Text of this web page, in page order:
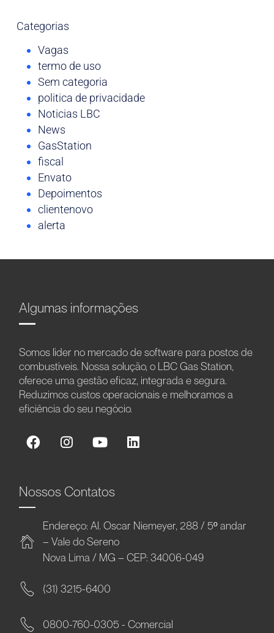
Categorias
Vagas
termo de uso
Sem categoria
politica de privacidade
Noticias LBC
News
GasStation
fiscal
Envato
Depoimentos
clientenovo
alerta
Algumas informações
Somos líder no mercado de software para postos de
combustíveis. Nossa solução, o LBC Gas Station,
oferece uma gestão eficaz, integrada e segura.
Reduzimos custos operacionais e melhoramos a
eficiência do seu negócio.
Nossos Contatos
Endereço: Al. Oscar Niemeyer, 288 / 5º andar
– Vale do Sereno
Nova Lima / MG – CEP: 34006-049
(31) 3215-6400
0800-760-0305 - Comercial